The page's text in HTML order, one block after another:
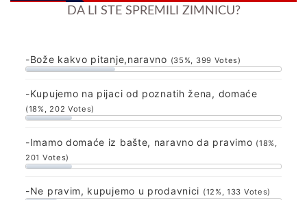
DA LI STE SPREMILI ZIMNICU?
-Bože kakvo pitanje,naravno (35%, 399 Votes)
-Kupujemo na pijaci od poznatih žena, domaće
(18%, 202 Votes)
-Imamo domaće iz bašte, naravno da pravimo (18%,
201 Votes)
-Ne pravim, kupujemo u prodavnici (12%, 133 Votes)